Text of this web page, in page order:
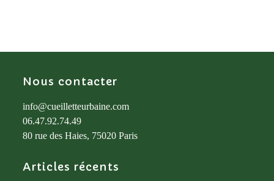
Nous contacter
info@cueilletteurbaine.com
06.47.92.74.49
80 rue des Haies, 75020 Paris
Articles récents